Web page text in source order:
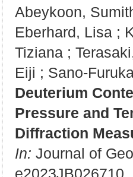
Abeykoon,
Eberhard, Lisa ;
Tiziana ;
Eiji ; Sano-
Deuterium
Pressure and
Diffraction
In: Journal of
e2023JB026710.